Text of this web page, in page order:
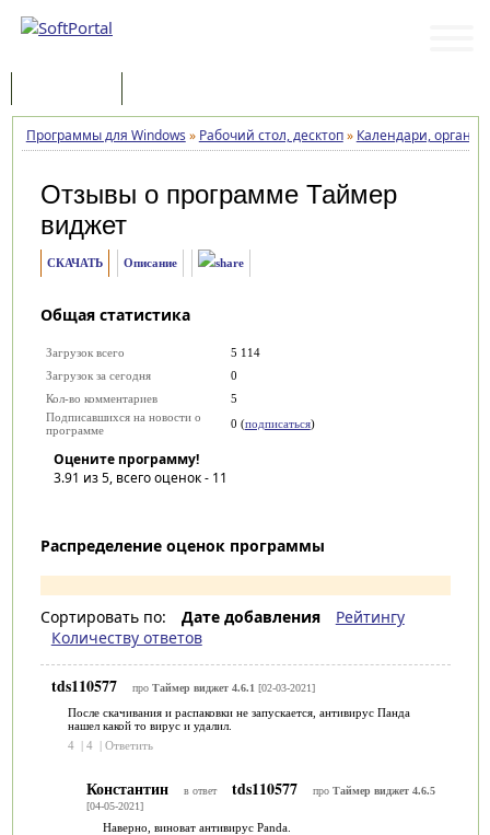
Программы для Windows » Рабочий стол, десктоп» Календари,
Отзывы о программе Таймер
виджет
СКАЧАТЬ Описание
Общая статистика
Загрузок всего
5 114
Загрузок за сегодня
0
Кол-во комментариев
5
Подписавшихся на новости о
программе
0 (подписаться)
Оцените программу!
3.91 из 5, всего оценок - 11
Распределение оценок программы
Сортировать по: Дате добавления
Рейтингу
Количеству ответов
tds110577 про Таймер виджет 4.6.1 [02-03-2021]
После скачивания и распаковки не запускается, антивирус Панда
нашел какой то вирус и удалил.
4 | 4 | Ответить
Константин в ответ tds110577 про Таймер виджет 4.6.5
[04-05-2021]
Наверно, виноват антивирус Panda.